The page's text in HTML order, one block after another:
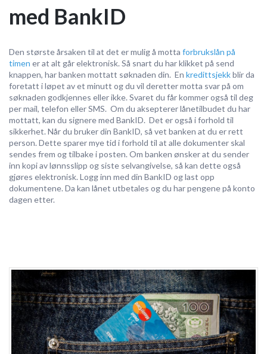
med BankID
Den største årsaken til at det er mulig å motta forbrukslån på
timen er at alt går elektronisk. Så snart du har klikket på send
knappen, har banken mottatt søknaden din. En kredittsjekkblir da
foretatt i løpet av et minutt og du vil deretter motta svar på om
søknaden godkjennes eller ikke. Svaret du får kommer også til deg
per mail, telefon eller SMS. Om du aksepterer lånetilbudet du har
mottatt, kan du signere med BankID. Det er også i forhold til
sikkerhet. Når du bruker din BankID, så vet banken at du er rett
person. Dette sparer mye tid i forhold til at alle dokumenter skal
sendes frem og tilbake i posten. Om banken ønsker at du sender
inn kopi av lønnsslipp og siste selvangivelse, så kan dette også
gjøres elektronisk. Logg inn med din BankID og last opp
dokumentene. Da kan lånet utbetales og du har pengene på konto
dagen etter.